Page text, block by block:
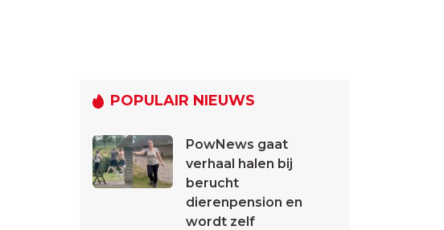
POPULAIR NIEUWS
PowNews gaat
verhaal halen bij
berucht
dierenpension en
wordt zelf